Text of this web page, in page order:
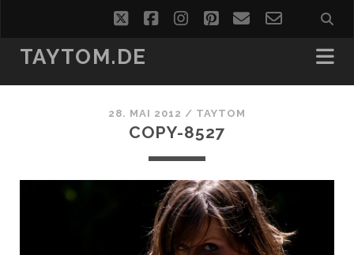
twitterfacebookinstagram
pinterest
emailemail-
form
TAYTOM.DE
28. MAI 2012 / TAYTOM
COPY-8527